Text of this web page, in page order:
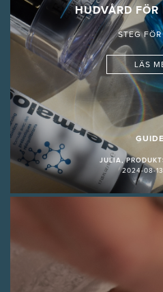
HUDVÅRD FÖR
STEG FÖR
LÄS
JULIA,
2024-08-13